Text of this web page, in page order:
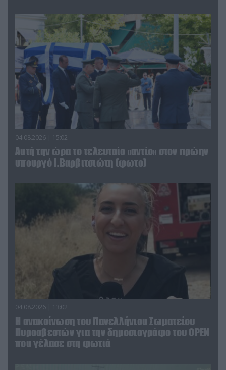
04.08.2026 | 15:02
Αυτή την ώρα το τελευταίο «αντίο» στον πρώην
υπουργό Ι.Βαρβιτσιώτη (φωτο)
04.08.2026 | 13:02
Η ανακοίνωση του Πανελλήνιου Σωματείου
Πυροσβεστών για την δημοσιογράφο του OPEN
που γέλασε στη φωτιά